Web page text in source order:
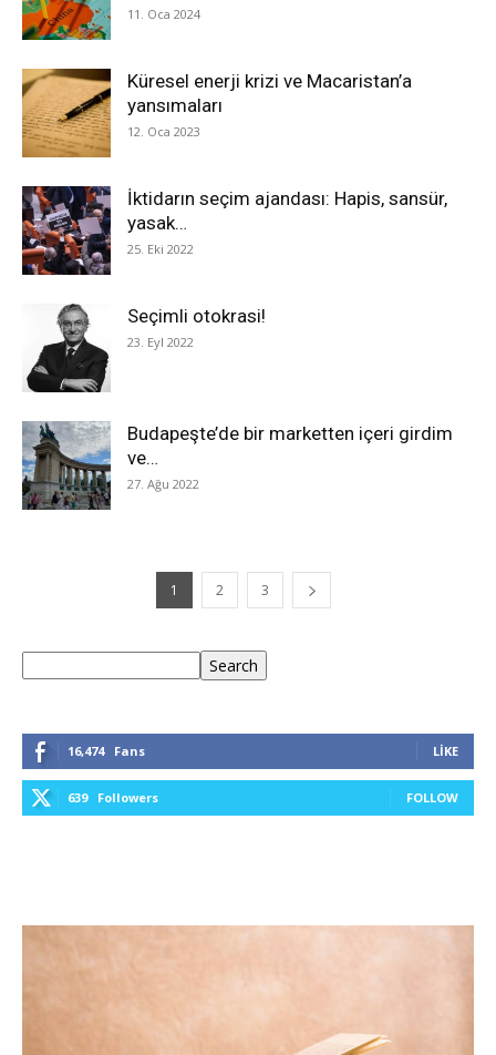
11. Oca 2024
Küresel enerji krizi ve Macaristan’a
yansımaları
12. Oca 2023
İktidarın seçim ajandası: Hapis, sansür,
yasak…
25. Eki 2022
Seçimli otokrasi!
23. Eyl 2022
Budapeşte’de bir marketten içeri girdim
ve…
27. Ağu 2022
1 2 3
Search
16,474 Fans LIKE
639 Followers FOLLOW